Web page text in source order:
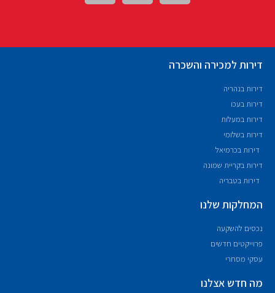
דירות למכירה והשכרה
דירות בנהריה
דירות בעכו
דירות במעלות
דירות בשלומי
דירות בכרמיאל
דירות בקריית שמונה
דירות בטבריה
המחלקות שלנו
נכסים להשקעה
פרוייקטים חדשים
עסקי מסחרי
מה חדש אצלנו